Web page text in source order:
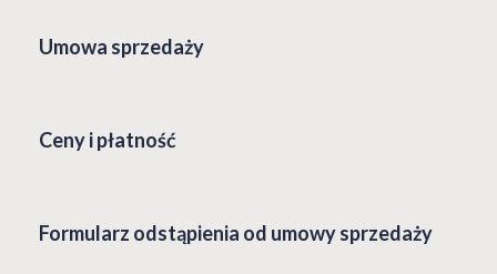
Umowa sprzedaży
Ceny i płatność
Formularz odstąpienia od umowy sprzedaży